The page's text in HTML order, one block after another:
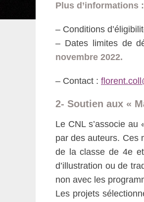
Plus d’informations :
– Conditions
– Dates limites de
novembre 2022.
– Contact :
2- Soutien aux «
Le CNL s’associe
par des auteurs. Ces
de la classe de 4e et
d’illustration ou de
non avec les
Les projets